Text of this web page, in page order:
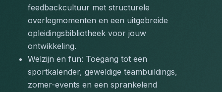
feedbackcultuur met structurele
overlegmomenten en een uitgebreide
opleidingsbibliotheek voor jouw
ontwikkeling.
Welzijn en fun: Toegang tot een
sportkalender, geweldige teambuildings,
zomer-events en een sprankelend